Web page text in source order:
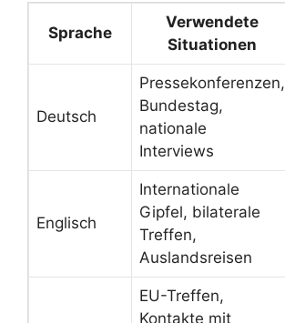
Sprache
Verwendete
Situationen
Deutsch
Pressekonferenzen,
Bundestag,
nationale
Interviews
Englisch
Internationale
Gipfel, bilaterale
Treffen,
Auslandsreisen
EU-Treffen,
Kontakte mit